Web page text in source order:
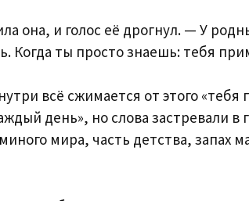
она, и голос её дрогнул. — У
Когда ты просто знаешь: тебя
всё сжимается от этого «тебя
день», но слова застревали в
мира, часть детства, запах